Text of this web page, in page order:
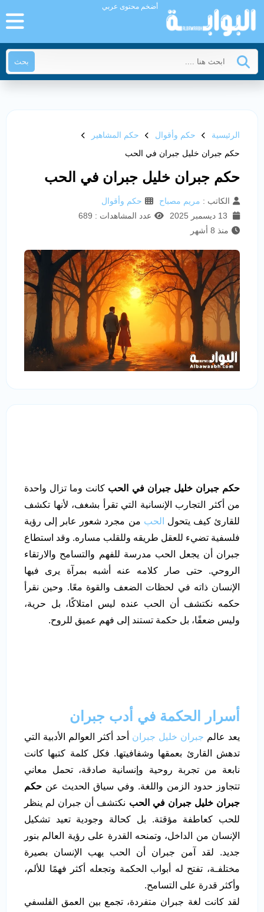
أضخم محتوى عربي
بحث
الرئيسية حكم وأقوال
حكم المشاهير
حكم جبران خليل جبران في الحب
حكم جبران خليل جبران في الحب
الكاتب : مريم مصباح
حكم وأقوال
عدد المشاهدات : 689
منذ 8 أشهر
حكم جبران خليل جبران في الحب كانت وما تزال واحدة
من أكثر التجارب الإنسانية التي تقرأ بشغف، لأنها تكشف
للقارئ كيف يتحول
الحب من مجرد شعور عابر إلى رؤية
فلسفية تضيء للعقل طريقه وللقلب مساره. وقد استطاع
جبران أن يجعل الحب مدرسة للفهم والتسامح والارتقاء
الروحي. حتى صار كلامه عنه أشبه بمرآة يرى فيها
الإنسان ذاته في لحظات الضعف والقوة معًا. وحين نقرأ
حكمه نكتشف أن الحب عنده ليس امتلاكًا، بل حرية،
وليس ضعفًا، بل حكمة تستند إلى فهم عميق للروح.
أسرار الحكمة في أدب جبران
يعد عالم جبران خليل جبران أحد أكثر العوالم الأدبية التي
تدهش القارئ بعمقها وشفافيتها. فكل كلمة كتبها كانت
نابعة من تجربة روحية وإنسانية صادقة، تحمل معاني
تتجاوز حدود الزمن واللغة. وفي سياق الحديث عن حكم
جبران خليل جبران في الحب نكتشف أن جبران لم ينظر
للحب كعاطفة مؤقتة. بل كحالة وجودية تعيد تشكيل
الإنسان من الداخل، وتمنحه القدرة على رؤية العالم بنور
جديد. لقد آمن جبران أن الحب يهب الإنسان بصيرة
مختلفـة، تفتح له أبواب الحكمة وتجعله أكثر فهمًا للألم،
وأكثر قدرة على التسامح.
لقد كانت لغة جبران متفردة، تجمع بين العمق الفلسفي